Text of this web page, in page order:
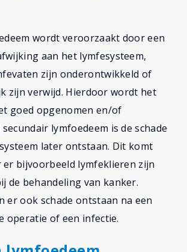
wordt veroorzaakt door een
aan het lymfesysteem,
zijn onderontwikkeld of
zijn verwijd. Hierdoor wordt het
goed opgenomen en/of
lymfoedeem is de schade
later ontstaan. Dit komt
er bijvoorbeeld lymfeklieren zijn
de behandeling van kanker.
er ook schade ontstaan na een
operatie of een infectie.